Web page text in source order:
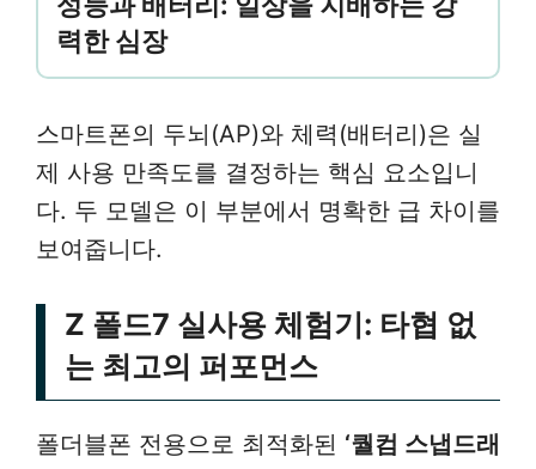
력한 심장
스마트폰의 두뇌(AP)와 체력(배터리)은 실
제 사용 만족도를 결정하는 핵심 요소입니
다. 두 모델은 이 부분에서 명확한 급 차이를
보여줍니다.
Z 폴드7 실사용 체험기: 타협 없
는 최고의 퍼포먼스
폴더블폰 전용으로 최적화된 ‘퀄컴 스냅드래